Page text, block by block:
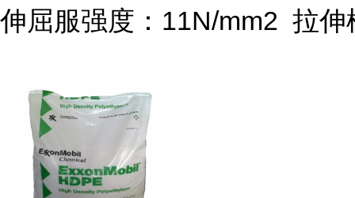
伸屈服强度： 11N/mm2 拉伸